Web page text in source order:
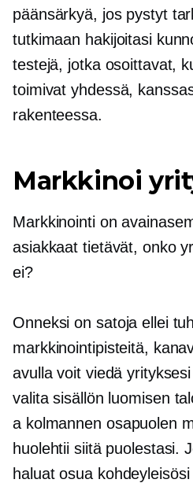
päänsärkyä, jos pystyt
tutkimaan hakijoitasi
testejä, jotka osoittavat,
toimivat yhdessä,
rakenteessa.
Markkinoi
Markkinointi on
asiakkaat tietävät, onko
ei?
Onneksi on satoja ellei
markkinointipisteitä,
avulla voit viedä
valita sisällön luomisen
a kolmannen osapuolen
huolehtii siitä puolestasi.
haluat osua